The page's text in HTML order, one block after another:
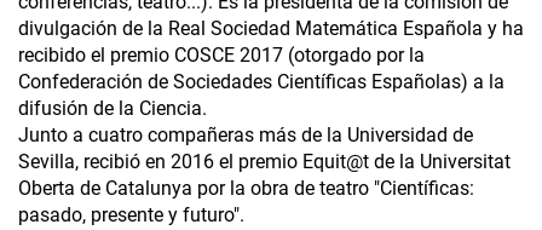
divulgación de la Real Sociedad Matemática Española y ha
recibido el premio COSCE 2017 (otorgado por la
Confederación de Sociedades Científicas Españolas) a la
difusión de la Ciencia.
Junto a cuatro compañeras más de la Universidad de
Sevilla, recibió en 2016 el premio Equit@t de la Universitat
Oberta de Catalunya por la obra de teatro "Científicas:
pasado, presente y futuro".